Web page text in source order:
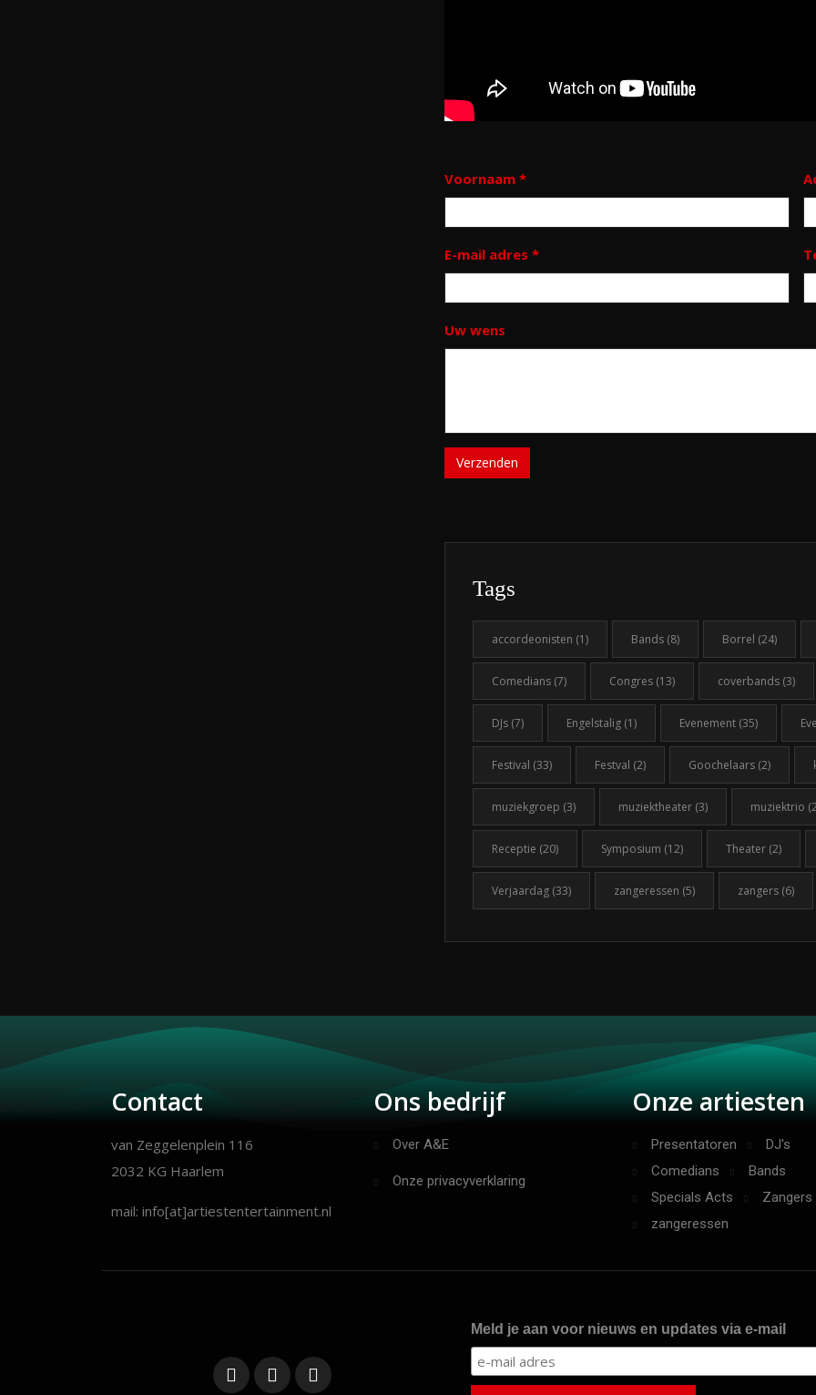
Voornaam*
E-mail adres*
Uw wens
Tags
accordeonisten (1) Bands (8) Borrel (24)
Comedians (7) Congres (13) coverbands (3)
DJs (7) Engelstalig (1) Evenement (35)
Festival (33) Festval (2) Goochelaars (2)
muziekgroep (3) muziektheater (3) muziektrio
Receptie (20) Symposium (12) Theater (2)
Verjaardag (33) zangeressen (5) zangers (6)
Contact
van Zeggelenplein 116
2032 KG Haarlem
mail: info[at]artiestentertainment.nl
Ons bedrijf
Over A&E
Onze privacyverklaring
Onze artiesten
Presentatoren
DJ's
Comedians
Bands
Specials Acts
Zangers
zangeressen
Meld je aan voor nieuws en updates via e-mail